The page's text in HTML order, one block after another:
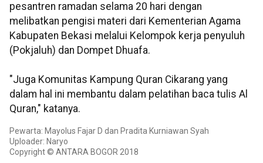
pesantren ramadan selama 20 hari dengan
melibatkan pengisi materi dari Kementerian Agama
Kabupaten Bekasi melalui Kelompok kerja penyuluh
(Pokjaluh) dan Dompet Dhuafa.
"Juga Komunitas Kampung Quran Cikarang yang
dalam hal ini membantu dalam pelatihan baca tulis Al
Quran," katanya.
Pewarta: Mayolus Fajar D dan Pradita Kurniawan Syah
Uploader: Naryo
Copyright © ANTARA BOGOR 2018